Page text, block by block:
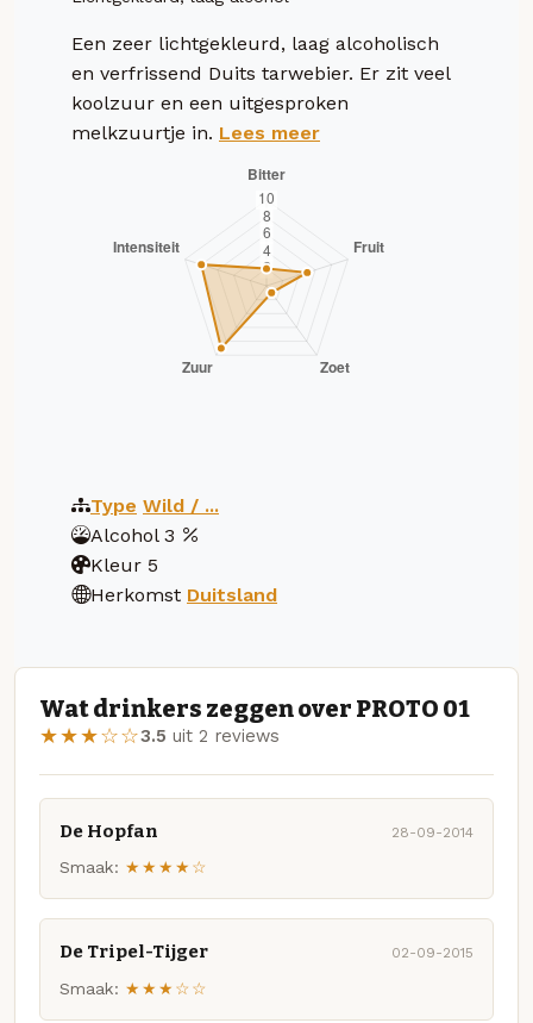
Een zeer lichtgekleurd, laag alcoholisch
en verfrissend Duits tarwebier. Er zit veel
koolzuur en een uitgesproken
melkzuurtje in. Lees meer
Type Wild / ...
Alcohol 3
Kleur 5
Herkomst Duitsland
Wat drinkers zeggen over PROTO 01
★★★☆☆3.5 uit 2 reviews
De Hopfan 28-09-2014
Smaak: ★★★★☆
De Tripel-Tijger 02-09-2015
Smaak: ★★★☆☆